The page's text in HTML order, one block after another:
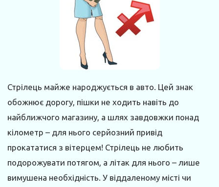
Стрілець майже народжується в авто. Цей знак
обожнює дорогу, пішки не ходить навіть до
найближчого магазину, а шлях завдовжки понад
кілометр – для нього серйозний привід
прокататися з вітерцем! Стрілець не любить
подорожувати потягом, а літак для нього – лише
вимушена необхідність. У віддаленому місті чи